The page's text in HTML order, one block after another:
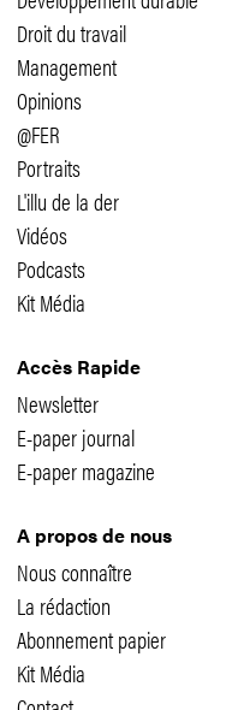
Droit du travail
Management
Opinions
@FER
Portraits
L'illu de la der
Vidéos
Podcasts
Kit Média
Accès Rapide
Newsletter
E-paper journal
E-paper magazine
A propos de nous
Nous connaître
La rédaction
Abonnement papier
Kit Média